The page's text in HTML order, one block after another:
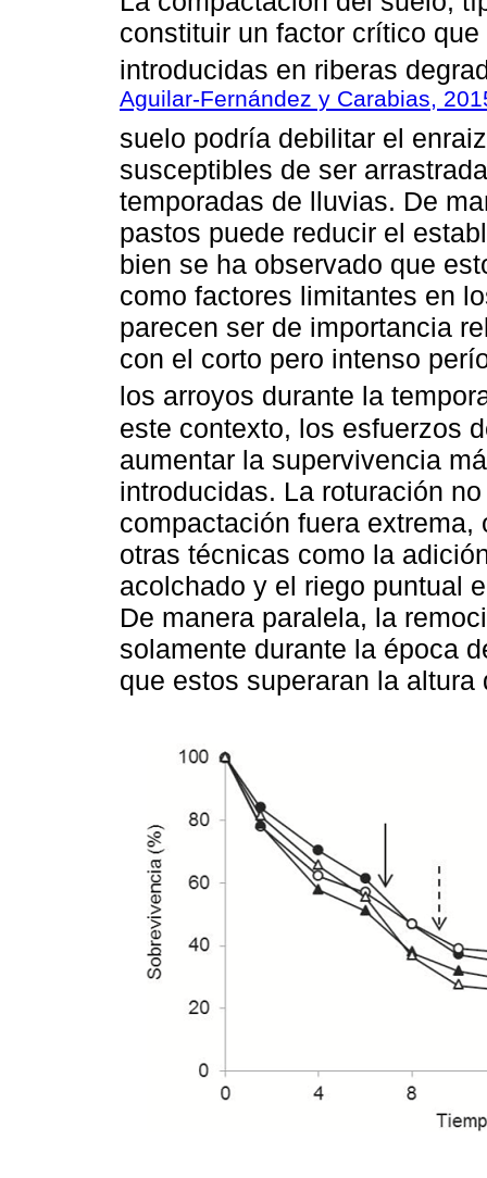
constituir un factor crítico
introducidas en riberas
Aguilar-Fernández y Carabias,
suelo podría debilitar el
susceptibles de ser
temporadas de lluvias. De
pastos puede reducir el
bien se ha observado que
como factores limitantes en
parecen ser de importancia
con el corto pero intenso
los arroyos durante la
este contexto, los esfuerzos
aumentar la supervivencia
introducidas. La roturación
compactación fuera
otras técnicas como la
acolchado y el riego puntual
De manera paralela, la
solamente durante la época
que estos superaran la